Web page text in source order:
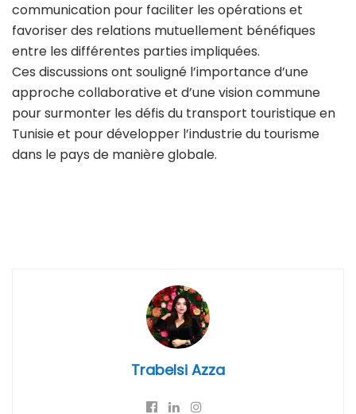
communication pour faciliter les opérations et
favoriser des relations mutuellement bénéfiques
entre les différentes parties impliquées.
Ces discussions ont souligné l’importance d’une
approche collaborative et d’une vision commune
pour surmonter les défis du transport touristique en
Tunisie et pour développer l’industrie du tourisme
dans le pays de manière globale.
Trabelsi Azza